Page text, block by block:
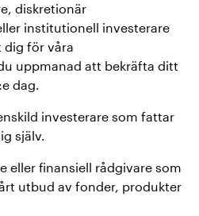
diskretionär
institutionell investerare
dig för våra
uppmanad att bekräfta ditt
dag.
investerare som fattar
själv.
eller finansiell rådgivare som
utbud av fonder, produkter